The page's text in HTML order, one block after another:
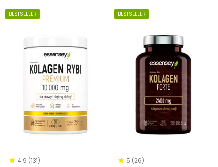
BESTSELLER
4.9 (131)
BESTSELLER
5 (26)